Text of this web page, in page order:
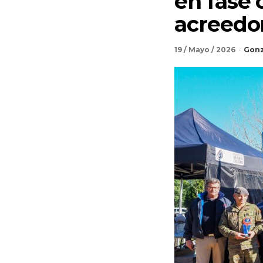
19 / Mayo / 2026